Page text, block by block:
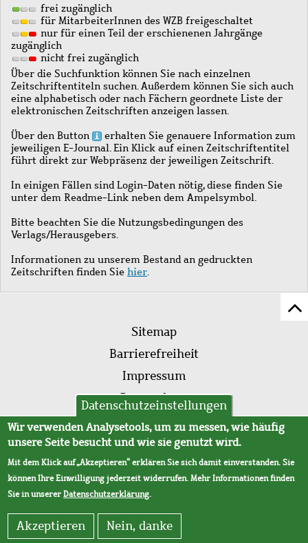
frei zugänglich
für MitarbeiterInnen des WZB freigeschaltet
nur für einen Teil der erschienenen Jahrgänge
zugänglich
nicht frei zugänglich
Über die Suchfunktion können Sie nach einzelnen
Zeitschriftentiteln suchen. Außerdem können Sie sich auch
eine alphabetisch oder nach Fächern geordnete Liste der
elektronischen Zeitschriften anzeigen lassen.
Über den Button
erhalten Sie genauere Information zum
jeweiligen E-Journal. Ein Klick auf einen Zeitschriftentitel
führt direkt zur Webpräsenz der jeweiligen Zeitschrift.
In einigen Fällen sind Login-Daten nötig, diese finden Sie
unter dem Readme-Link neben dem Ampelsymbol.
Bitte beachten Sie die Nutzungsbedingungen des
Verlags/Herausgebers.
Informationen zu unserem Bestand an gedruckten
Zeitschriften finden Sie hier.
Fußleistenmenü
Sitemap
Barrierefreiheit
Impressum
Datenschutz
AVB
Datenschutzeinstellungen
Wir verwenden Analysetools, um zu messen, wie häufig
unsere Seite besucht und wie sie genutzt wird.
Mit dem Klick auf „Akzeptieren“ erklären Sie sich damit einverstanden. Sie
können Ihre Einwilligung jederzeit widerrufen. Mehr Informationen finden
Sie in unsererDatenschutzerklärung.
Akzeptieren Nein, danke